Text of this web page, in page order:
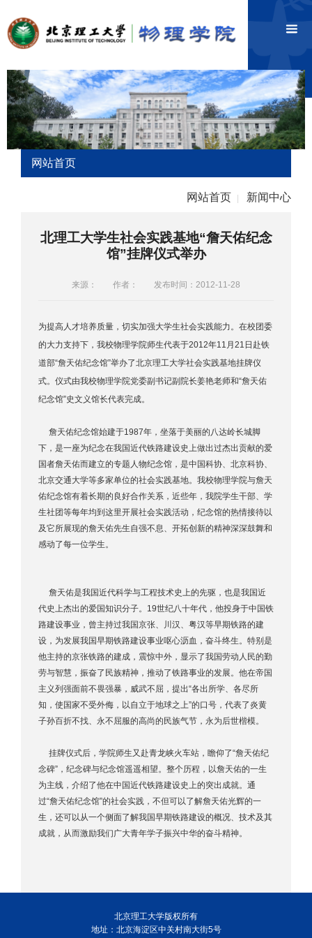
网站首页
网站首页 新闻中心
北理工大学生社会实践基地“詹天佑纪念
馆”挂牌仪式举办
来源： 作者： 发布时间：2012-11-28
为提高人才培养质量，切实加强大学生社会实践能力。在校团委
的大力支持下，我校物理学院师生代表于2012年11月21日赴铁
道部“詹天佑纪念馆”举办了北京理工大学社会实践基地挂牌仪
式。仪式由我校物理学院党委副书记副院长姜艳老师和“詹天佑
纪念馆”史文义馆长代表完成。
詹天佑纪念馆始建于1987年，坐落于美丽的八达岭长城脚
下，是一座为纪念在我国近代铁路建设史上做出过杰出贡献的爱
国者詹天佑而建立的专题人物纪念馆，是中国科协、北京科协、
北京交通大学等多家单位的社会实践基地。我校物理学院与詹天
佑纪念馆有着长期的良好合作关系，近些年，我院学生干部、学
生社团等每年均到这里开展社会实践活动，纪念馆的热情接待以
及它所展现的詹天佑先生自强不息、开拓创新的精神深深鼓舞和
感动了每一位学生。
詹天佑是我国近代科学与工程技术史上的先驱，也是我国近
代史上杰出的爱国知识分子。19世纪八十年代，他投身于中国铁
路建设事业，曾主持过我国京张、川汉、粤汉等早期铁路的建
设，为发展我国早期铁路建设事业呕心沥血，奋斗终生。特别是
他主持的京张铁路的建成，震惊中外，显示了我国劳动人民的勤
劳与智慧，振奋了民族精神，推动了铁路事业的发展。他在帝国
主义列强面前不畏强暴，威武不屈，提出“各出所学、各尽所
知，使国家不受外侮，以自立于地球之上”的口号，代表了炎黄
子孙百折不找、永不屈服的高尚的民族气节，永为后世楷模。
挂牌仪式后，学院师生又赴青龙峡火车站，瞻仰了“詹天佑纪
念碑”，纪念碑与纪念馆遥遥相望。整个历程，以詹天佑的一生
为主线，介绍了他在中国近代铁路建设史上的突出成就。通
过“詹天佑纪念馆”的社会实践，不但可以了解詹天佑光辉的一
生，还可以从一个侧面了解我国早期铁路建设的概况、技术及其
成就，从而激励我们广大青年学子振兴中华的奋斗精神。
北京理工大学版权所有
地址：北京海淀区中关村南大街5号